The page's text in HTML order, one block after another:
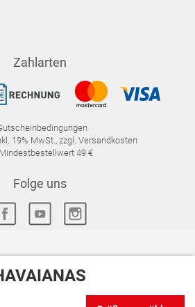
Zahlarten
19% MwSt., zzgl. Versandkosten
49 €
Folge uns
DATENSCHUTZ